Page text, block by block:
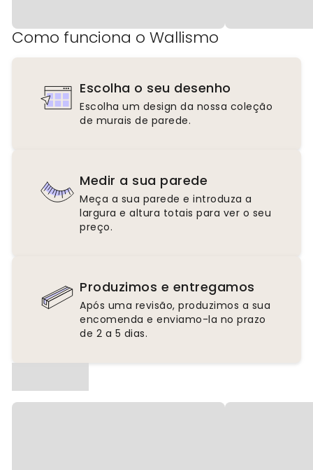
Como funciona o Wallismo
Escolha o seu desenho
Escolha um design da nossa coleção
de murais de parede.
Medir a sua parede
Meça a sua parede e introduza a
largura e altura totais para ver o seu
preço.
Produzimos e entregamos
Após uma revisão, produzimos a sua
encomenda e enviamo-la no prazo
de 2 a 5 dias.